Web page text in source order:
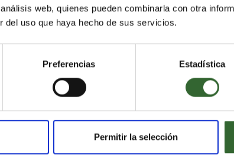
web, quienes pueden combinarla con otra
del uso que haya hecho de sus servicios.
Preferencias Estadística
Permitir la selección